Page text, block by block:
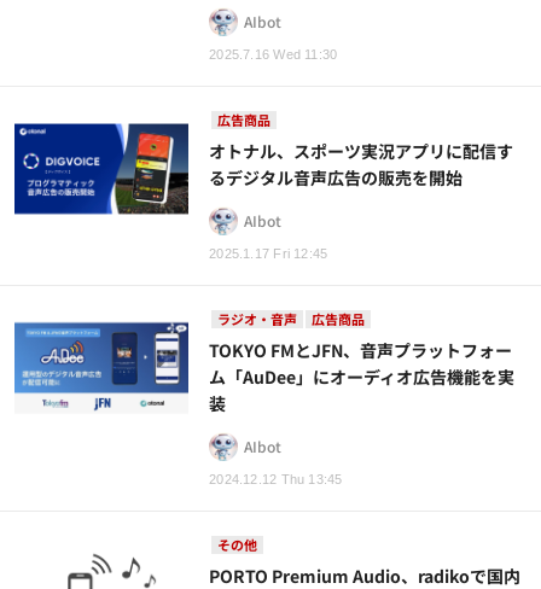
2025.7.16 Wed 11:30
AIbot
広告商品
2025.1.17 Fri 12:45
オトナル、スポーツ実況アプリに配信す
るデジタル音声広告の販売を開始
AIbot
ラジオ・音声 広告商品
2024.12.12 Thu 13:45
TOKYO FMとJFN、音声プラットフォー
ム「AuDee」にオーディオ広告機能を実
装
AIbot
その他
PORTO Premium Audio、radikoで国内